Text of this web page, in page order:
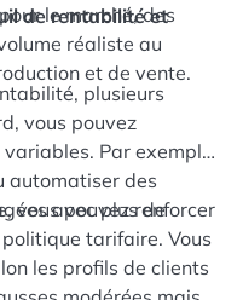
le marché, des
réaliste au
et de vente.
de rentabilité et
plusieurs
vous pouvez
Par exemple,
automatiser des
vous pouvez renforcer
tarifaire. Vous
avec plus de
les profils de clients